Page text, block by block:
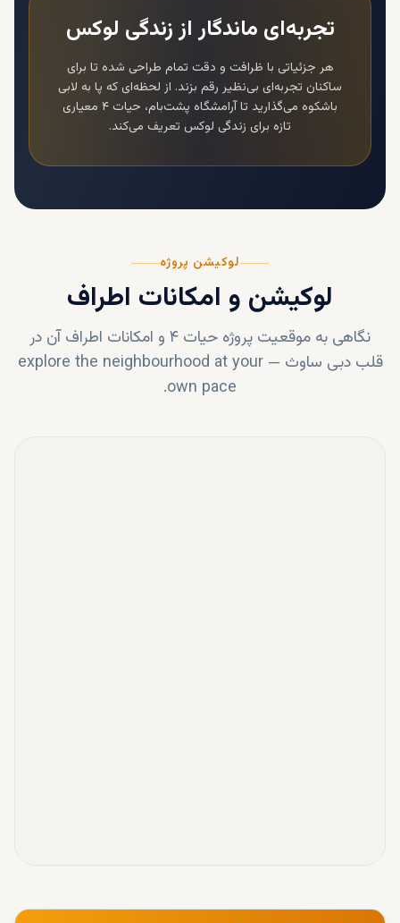
تجربه‌ای ماندگار از زندگی لوکس
هر جزئیاتی با ظرافت و دقت تمام طراحی شده تا برای
ساکنان تجربه‌ای بی‌نظیر رقم بزند. از لحظه‌ای که پا به لابی
باشکوه می‌گذارید تا آرامشگاه پشت‌بام، حیات ۴
معیاری
تازه برای زندگی لوکس تعریف می‌کند.
لوکیشن پروژه
لوکیشن و امکانات اطراف
نگاهی به موقعیت پروژه حیات ۴
و امکانات اطراف آن در
قلب دبی ساوث —
explore the neighbourhood at your
own pace.